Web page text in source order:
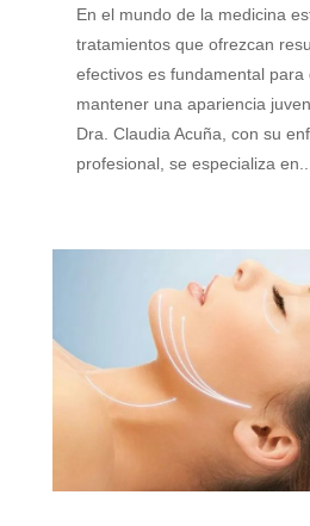
En el mundo de la medicina
tratamientos que ofrezcan
efectivos es fundamental para
mantener una apariencia
Dra. Claudia Acuña, con su
profesional, se especializa en...